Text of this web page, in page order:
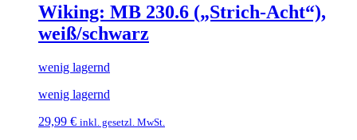
Wiking: MB 230.6 („Strich-Acht“),
weiß/schwarz
wenig lagernd
wenig lagernd
29,99 € inkl. gesetzl. MwSt.